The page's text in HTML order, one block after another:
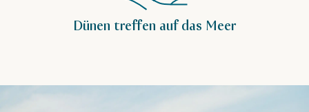
Dünen treffen auf das Meer